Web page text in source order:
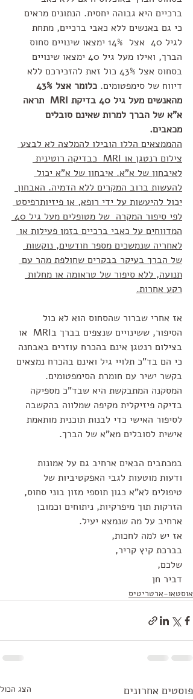
ברכיים היא גבוהה יחסית. הנתונים מראים
כי גם באנשים ללא כאבי ברכיים, מתחת
לגיל 40  אצל  14% ימצאו שינויים סחוס
הברך, ואילו מעל גיל 40 ימצאו שינויים
בסחוס אצל 43% כול זאת להזכירכם ללא
דיווח של סימפטומים.
מהאנשים מעל גיל 40 בדיקת MRI  תראה
א"א של הברך למרות שאינם סובלים
מכאבים.
ההממצאים הללו הובילו להמלצה לא לבצע
צילום רנטגן או MRI  כבדיקה רוטינית
לאיבחון של א"א. איבחון של א"א יכול
להעשות ברוב המקרים ללא הדמיה. האבחון
יכול להיעשות על ידי רופא, או פיזיותרפיסט
המדווחים על כאבי ברכיים בזמן פעילות או
לאחריה שנמשכים מספר חודשים, נוקשות
של הברך בעיקר בבקרים שחולפת מהר עם
תנועה, ללא סיפור של טראומה או מחלות
רקע אחרות.
אז אחרי שברור שהסחוס הוא לא כול
הסיפור, ששינויים שנצפים בברך בMRI  או
בצילום רנטגן אינם בהכרח עוזרים באבחנה
כי הם בד"כ תלויי גיל ואינם בהכרח נמצאים
בקשר ישיר עם חומרת הסימפטומים.
המסקנה המתבקשת היא שבד"כ מספיקה
בדיקה פיזיקלית מקיפה שמלווה בהקשבה
לסיפור האישי כדי לבנות תוכנית מותאמת
אישית לסובלים מא"א של הברך.
במכתבים הבאים ארחיב גם על אמונות
ודעות מוטעות לגבי האפקטיביות של
טיפולים לא"א כגון תוספי מזון בוני סחוס,
הזרקות תוך מיפרקיות, ניתוחים וכמובן
ארחיב על מה שנמצא יעיל.
אז יש למה לחכות,
בברכת קיץ קריר,
שלכם,
דביר חן
אוסטאו-ארטריטיס
פוסטים אחרונים הצג הכול